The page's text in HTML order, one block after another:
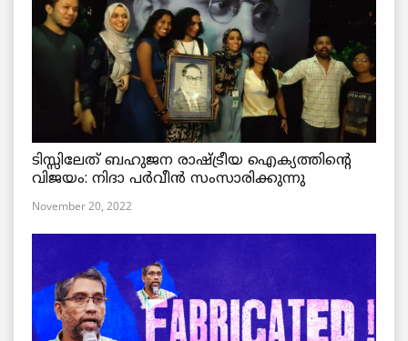
ടിസ്സിലേത് ബഹുജന രാഷ്ട്രീയ ഐക്യത്തിന്റെ
വിജയം: നിദാ പർവീൻ സംസാരിക്കുന്നു
November 20, 2022